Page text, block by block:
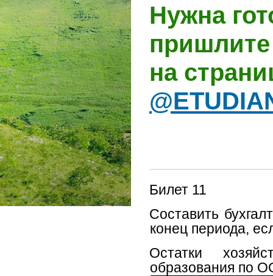
Нужна
на
Билет 11
Составить
конец периода,
Остатки
образования по